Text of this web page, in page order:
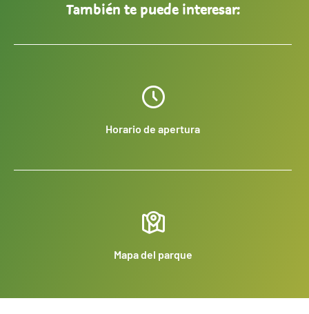
También te puede interesar:
Horario de apertura
Mapa del parque